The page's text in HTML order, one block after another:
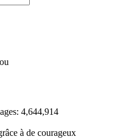
4,644,914
à de courageux